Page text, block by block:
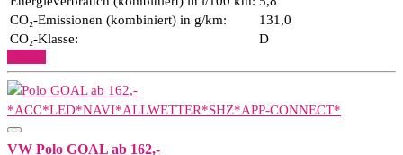
CO₂-Emissionen (kombiniert) in g/km:
131,0
CO₂-Klasse:
D
VW Polo GOAL ab 162,-